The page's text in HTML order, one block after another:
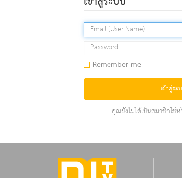
Remember me
เข้าสู่ระ
คุณยังไม่ได้เป็นสมาชิกใช่ห